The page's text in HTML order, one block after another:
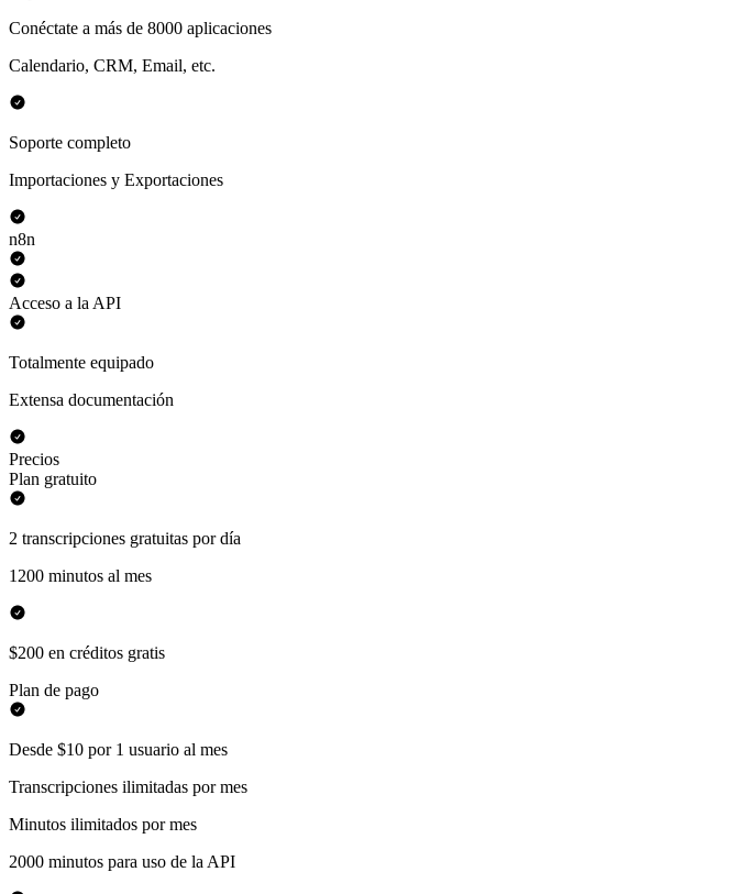
Conéctate a más de 8000 aplicaciones
Calendario, CRM, Email, etc.
Soporte completo
Importaciones y Exportaciones
n8n
Acceso a la API
Totalmente equipado
Extensa documentación
Precios
Plan gratuito
2 transcripciones gratuitas por día
1200 minutos al mes
$200 en créditos gratis
Plan de pago
Desde $10 por 1 usuario al mes
Transcripciones ilimitadas por mes
Minutos ilimitados por mes
2000 minutos para uso de la API